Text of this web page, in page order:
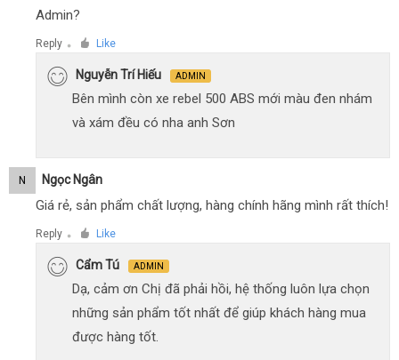
Admin?
Reply ● Like
Nguyễn Trí Hiếu ADMIN
Bên mình còn xe rebel 500 ABS mới màu đen nhám
và xám đều có nha anh Sơn
N Ngọc Ngân
Giá rẻ, sản phẩm chất lượng, hàng chính hãng mình rất thích!
Reply ● Like
Cẩm Tú ADMIN
Dạ, cảm ơn Chị đã phải hồi, hệ thống luôn lựa chọn
những sản phẩm tốt nhất để giúp khách hàng mua
được hàng tốt.